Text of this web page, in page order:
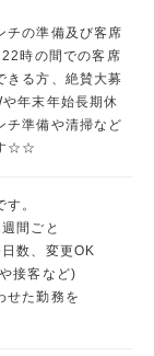
チの準備及び客席
時の間での客席
きる方、絶賛大募
年末年始長期休
チ準備や清掃など
☆☆
。
間ごと
数、変更OK
接客など)
せた勤務を